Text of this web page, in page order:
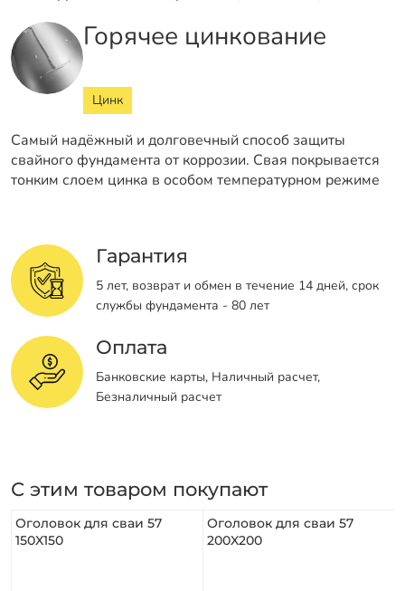
Горячее цинкование
Цинк
Самый надёжный и долговечный способ защиты
свайного фундамента от коррозии. Свая покрывается
тонким слоем цинка в особом температурном режиме
Гарантия
5 лет, возврат и обмен в течение 14 дней, срок
службы фундамента - 80 лет
Оплата
Банковские карты, Наличный расчет,
Безналичный расчет
С этим товаром покупают
Оголовок для сваи 57
150X150
Оголовок для сваи 57
200X200